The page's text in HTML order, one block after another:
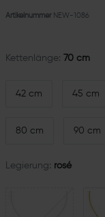
Artikelnummer NEW-1086
Kettenlänge: 70 cm
42 cm 45 cm
80 cm 90 cm
Legierung: rosé